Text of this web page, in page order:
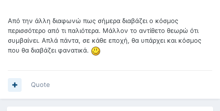
Από την άλλη διαφωνώ πως σήμερα διαβάζει ο κόσμος
περισσότερο από τι παλιότερα. Μάλλον το αντίθετο θεωρώ ότι
συμβαίνει. Απλά πάντα, σε κάθε εποχή, θα υπάρχει και κόσμος
που θα διαβάζει φανατικά.
Quote